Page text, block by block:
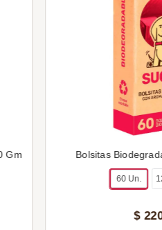
Gm Bolsitas
60 Un.
$